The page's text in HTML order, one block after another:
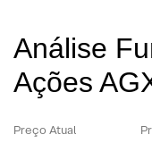
Análise
Ações
Preço Atual